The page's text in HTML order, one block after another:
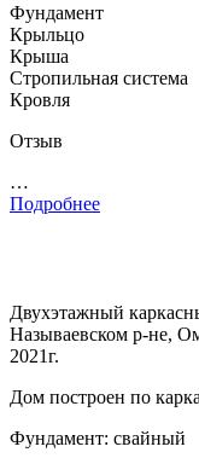
Фундамент
Крыльцо
Крыша
Стропильная система
Кровля
Отзыв
…
Подробнее
Двухэтажный
Называевском р-не,
2021г.
Дом построен по
Фундамент: свайный